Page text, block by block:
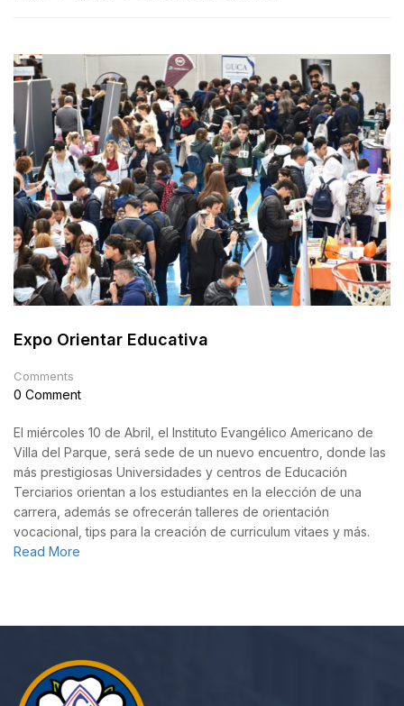
Expo Orientar Educativa
Comments
0 Comment
El miércoles 10 de Abril, el Instituto Evangélico Americano de
Villa del Parque, será sede de un nuevo encuentro, donde las
más prestigiosas Universidades y centros de Educación
Terciarios orientan a los estudiantes en la elección de una
carrera, además se ofrecerán talleres de orientación
vocacional, tips para la creación de curriculum vitaes y más.
Read More